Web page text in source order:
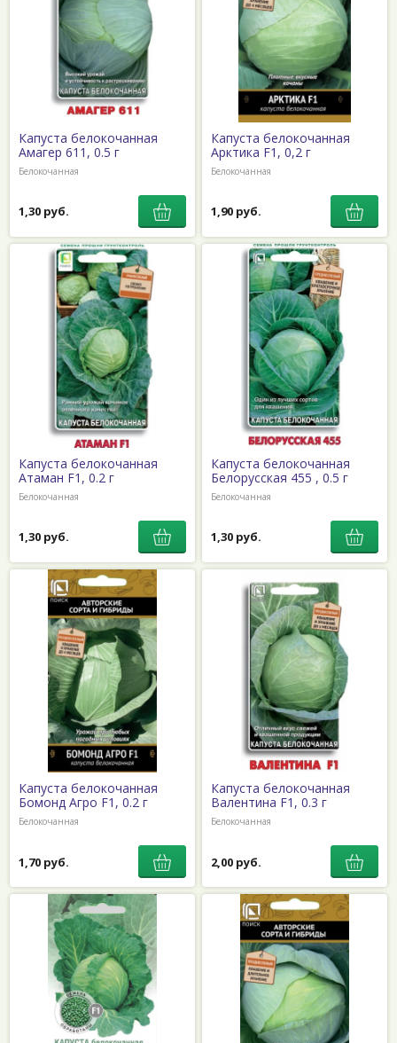
Капуста белокочанная
Амагер 611, 0.5 г
Белокочанная
1,30 руб.
Капуста белокочанная
Арктика F1, 0,2 г
Белокочанная
1,90 руб.
Капуста белокочанная
Атаман F1, 0.2 г
Белокочанная
1,30 руб.
Капуста белокочанная
Белорусская 455 , 0.5 г
Белокочанная
1,30 руб.
Капуста белокочанная
Бомонд Агро F1, 0.2 г
Белокочанная
1,70 руб.
Капуста белокочанная
Валентина F1, 0.3 г
Белокочанная
2,00 руб.